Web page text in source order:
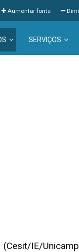
Aumentar fonte
SERVIÇOS
IE/